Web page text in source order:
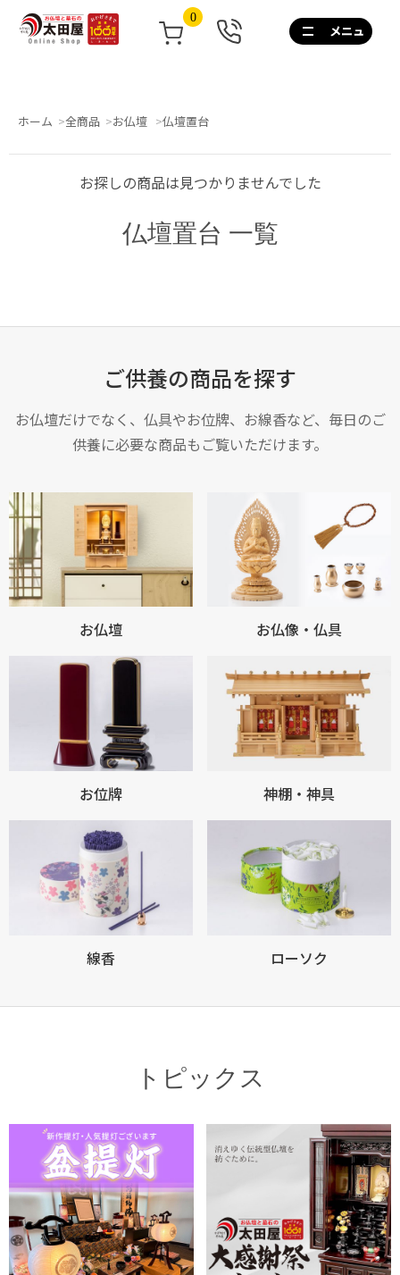
0
0120-
267-
土
ホーム 全商品 お仏壇 仏壇置台
お探しの商品は見つかりませんでした
仏壇置台 一覧
ご供養の商品を探す
お仏壇だけでなく、仏具やお位牌、お線香など、毎日のご
供養に必要な商品もご覧いただけます。
お仏壇 お仏像・仏具
お位牌 神棚・神具
線香 ローソク
トピックス